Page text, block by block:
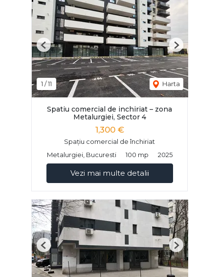
1 /11 Harta
Previous Next
Spatiu comercial de inchiriat – zona
Metalurgiei, Sector 4
1,300 €
Spațiu comercial de închiriat
Metalurgiei, Bucuresti
100 mp 2025
Vezi mai multe detalii
Previous Next